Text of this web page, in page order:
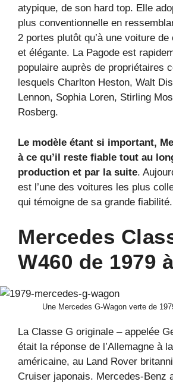
atypique, de son hard top. Elle
plus conventionnelle en
2 portes plutôt qu’à une voiture
et élégante. La Pagode est
populaire auprès de propriétaires
lesquels Charlton Heston, Walt
Lennon, Sophia Loren, Stirling
Rosberg.
Le modèle étant si important,
à ce qu’il reste fiable tout au
production et par la suite.
est l’une des voitures les plus
qui témoigne de sa grande fiabilité.
Mercedes
W460 de 1979
Une Mercedes G-Wagon verte de
La Classe G originale – appelée
était la réponse de l’Allemagne à
américaine, au Land Rover
Cruiser japonais. Mercedes-Benz